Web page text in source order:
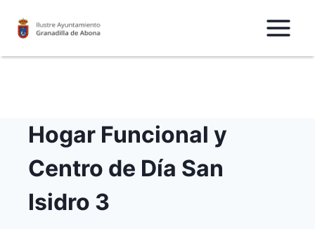
Hogar Funcional y
Centro de Día San
Isidro 3